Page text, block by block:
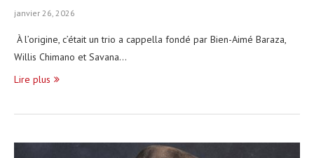
janvier 26, 2026
À l’origine, c’était un trio a cappella fondé par Bien-Aimé Baraza,
Willis Chimano et Savana…
Lire plus